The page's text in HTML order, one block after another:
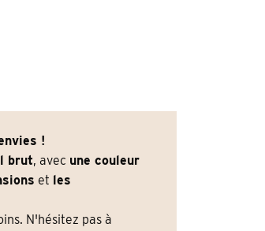
!
brut, avec une couleur
et les
N'hésitez pas à